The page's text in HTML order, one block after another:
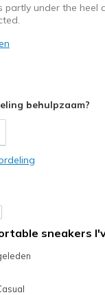
partly under the heel
little too far back
behulpzaam?
sneakers